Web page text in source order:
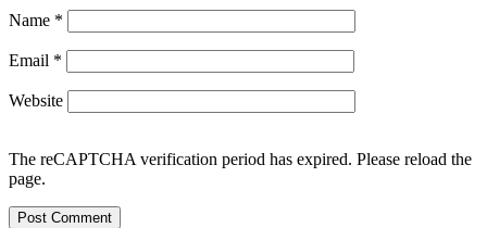
Name *
Email *
Website
The reCAPTCHA verification period has expired. Please reload the
page.